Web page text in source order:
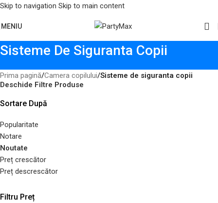
Skip to navigation Skip to main content
MENIU
Sisteme De Siguranta Copii
Prima pagină/Camera copilului/Sisteme de siguranta copii
Deschide Filtre Produse
Sortare După
Popularitate
Notare
Noutate
Preț crescător
Preț descrescător
Filtru Preț